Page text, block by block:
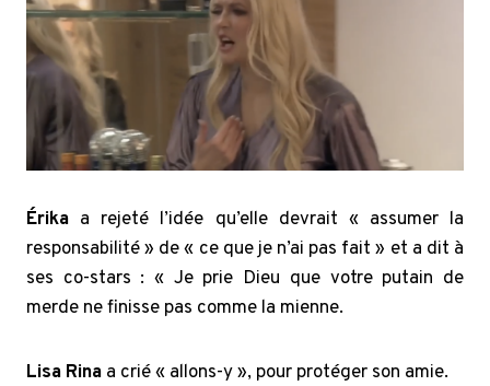
Érika a rejeté l’idée qu’elle devrait « assumer la
responsabilité » de « ce que je n’ai pas fait » et a dit à
ses co-stars : « Je prie Dieu que votre putain de
merde ne finisse pas comme la mienne.
Lisa Rina a crié « allons-y », pour protéger son amie.